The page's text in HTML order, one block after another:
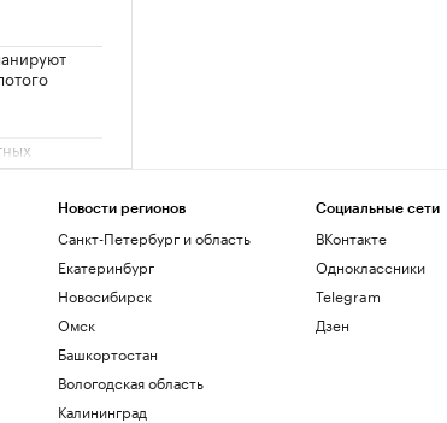
войну»
границе
грозит
Новости регионов
Санкт-Петербург и область
Екатеринбург
Новосибирск
Омск
Башкортостан
Вологодская область
Калининград
Социальные сети
ВКонтакте
Одноклассники
Telegram
Дзен